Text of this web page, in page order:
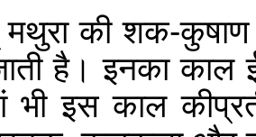
मथुरा की शक-
है। इनका काल
भी इस काल